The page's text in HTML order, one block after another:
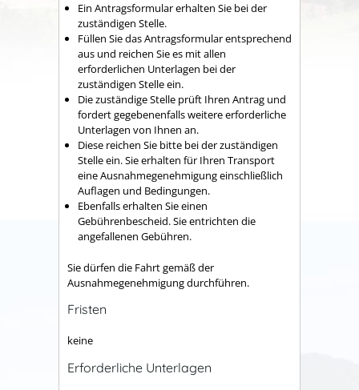
Ein Antragsformular erhalten Sie bei der
zuständigen Stelle.
Füllen Sie das Antragsformular entsprechend
aus und reichen Sie es mit allen
erforderlichen Unterlagen bei der
zuständigen Stelle ein.
Die zuständige Stelle prüft Ihren Antrag und
fordert gegebenenfalls weitere erforderliche
Unterlagen von Ihnen an.
Diese reichen Sie bitte bei der zuständigen
Stelle ein. Sie erhalten für Ihren Transport
eine Ausnahmegenehmigung einschließlich
Auflagen und Bedingungen.
Ebenfalls erhalten Sie einen
Gebührenbescheid. Sie entrichten die
angefallenen Gebühren.
Sie dürfen die Fahrt gemäß der
Ausnahmegenehmigung durchführen.
Fristen
keine
Erforderliche Unterlagen